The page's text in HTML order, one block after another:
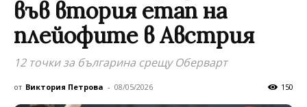
във втория етап на
плейофите в Австрия
12 точки за българина срещу Оберварт
от Виктория Петрова - 08/05/2026 150